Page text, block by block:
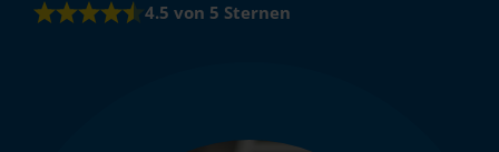
4.5 von 5 Sternen